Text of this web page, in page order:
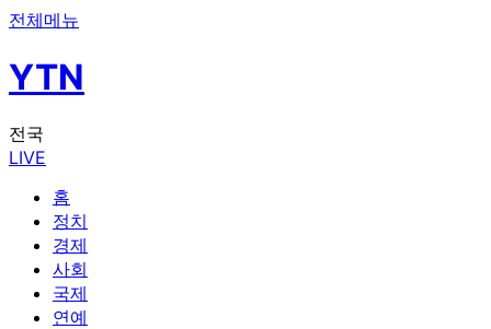
전체메뉴
YTN
전국
LIVE
홈
정치
경제
사회
국제
연예